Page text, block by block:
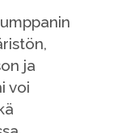
ja
voi